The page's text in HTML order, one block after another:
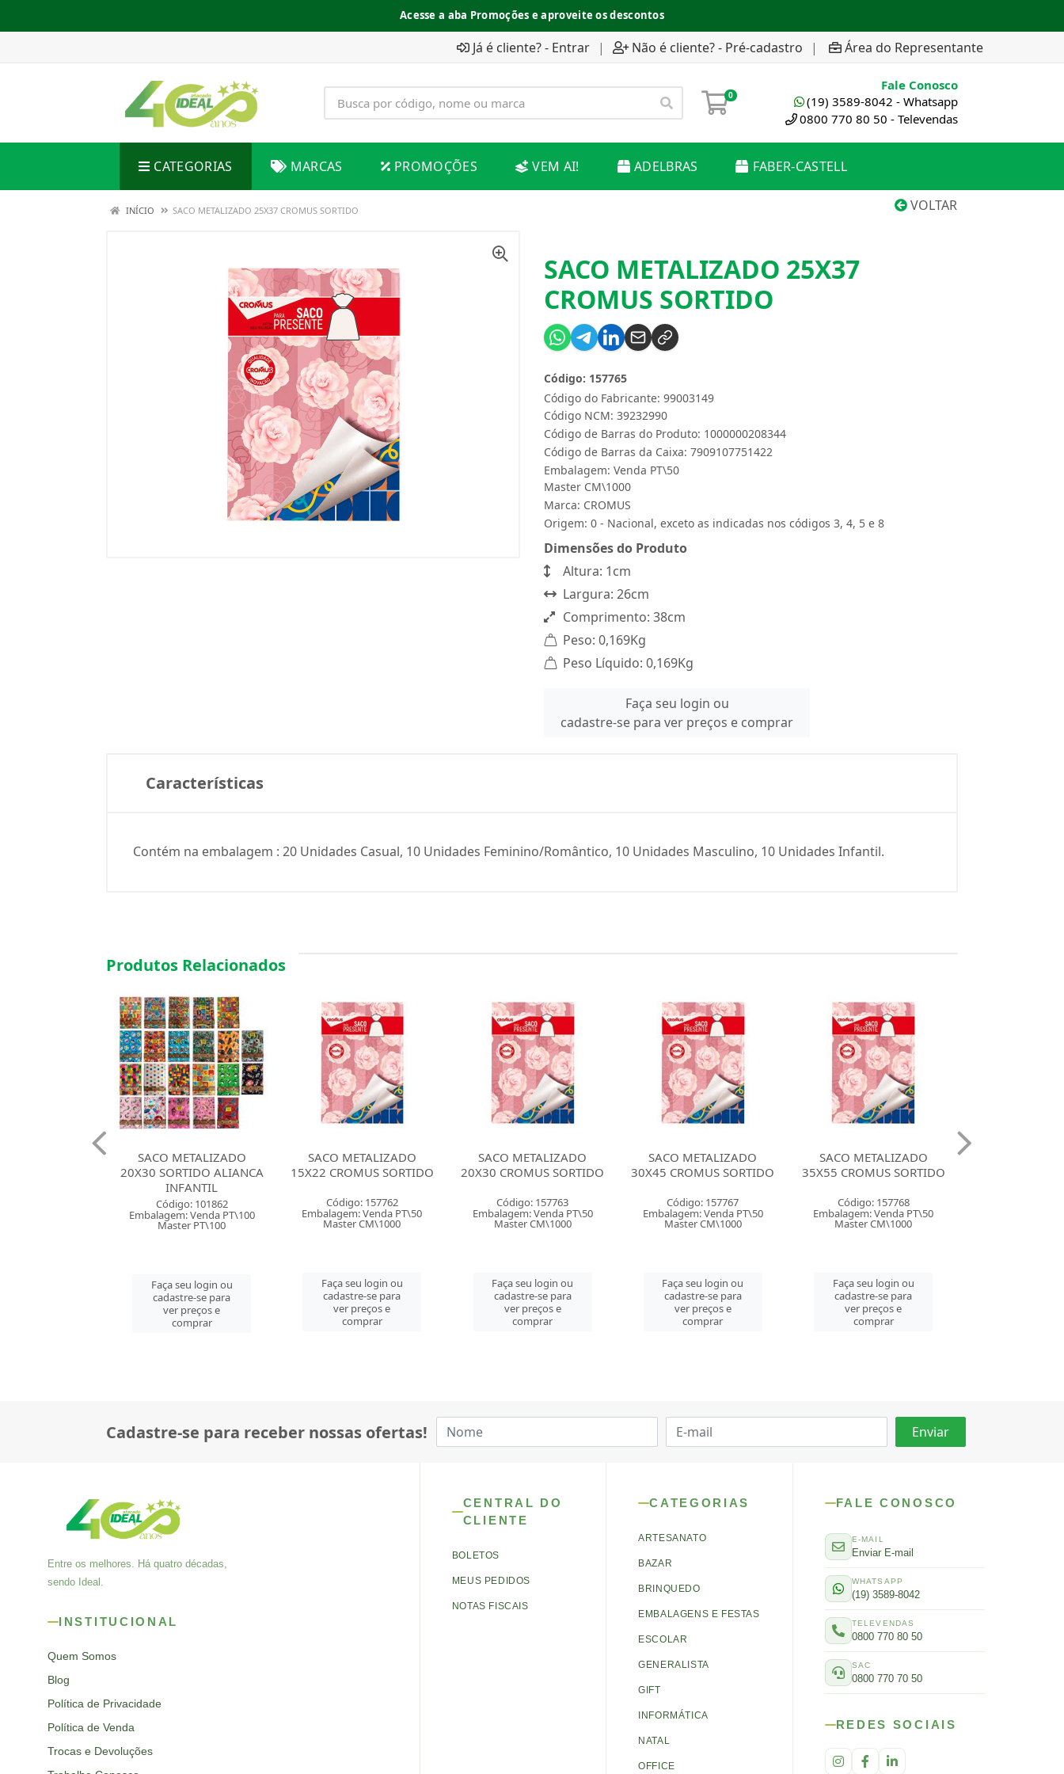
Acesse a aba Promoções e aproveite os descontos
Já é cliente? - Entrar | Não é cliente? - Pré-cadastro | Área do Representante
0
Fale Conosco
(19) 3589-8042 - Whatsapp
0800 770 80 50 - Televendas
CATEGORIAS MARCAS PROMOÇÕES VEM AI! ADELBRAS FABER-CASTELL
VOLTAR
INÍCIO SACO METALIZADO 25X37 CROMUS SORTIDO
SACO METALIZADO 25X37
CROMUS SORTIDO
Código do Fabricante: 99003149
Código: 157765
Código NCM: 39232990
Código de Barras do Produto: 1000000208344
Código de Barras da Caixa: 7909107751422
Embalagem: Venda PT\50
Master CM\1000
Marca: CROMUS
Origem: 0 - Nacional, exceto as indicadas nos códigos 3, 4, 5 e 8
Dimensões do Produto
Altura: 1cm
Largura: 26cm
Comprimento: 38cm
Peso: 0,169Kg
Peso Líquido: 0,169Kg
Faça seu login ou
cadastre-se para ver preços e comprar
Características
Contém na embalagem : 20 Unidades Casual, 10 Unidades Feminino/Romântico, 10 Unidades Masculino, 10 Unidades Infantil.
Produtos Relacionados
SACO METALIZADO
15X22 CROMUS SORTIDO
Código: 157762
Embalagem: Venda PT\50
Master CM\1000
Faça seu login ou
cadastre-se para
ver preços e
comprar
SACO METALIZADO
20X30 CROMUS SORTIDO
Código: 157763
Embalagem: Venda PT\50
Master CM\1000
Faça seu login ou
cadastre-se para
ver preços e
comprar
SACO METALIZADO
30X45 CROMUS SORTIDO
Código: 157767
Embalagem: Venda PT\50
Master CM\1000
Faça seu login ou
cadastre-se para
ver preços e
comprar
SACO METALIZADO
35X55 CROMUS SORTIDO
Código: 157768
Embalagem: Venda PT\50
Master CM\1000
Faça seu login ou
cadastre-se para
ver preços e
comprar
SACO METALIZADO
45X60 CROMUS SORTIDO
Código: 157771
Embalagem: Venda PT\25
Master PT\25
Faça seu login ou
cadastre-se para
ver preços e
comprar
Cadastre-se para receber nossas ofertas!
Entre os melhores. Há quatro décadas,
sendo Ideal.
INSTITUCIONAL
Quem Somos
Blog
Política de Privacidade
Política de Venda
Trocas e Devoluções
CENTRAL DO
CLIENTE
BOLETOS
MEUS PEDIDOS
NOTAS FISCAIS
CATEGORIAS
ARTESANATO
BAZAR
BRINQUEDO
EMBALAGENS E FESTAS
ESCOLAR
GENERALISTA
GIFT
INFORMÁTICA
NATAL
OFFICE
FALE CONOSCO
E-MAIL
Enviar E-mail
WHATSAPP
(19) 3589-8042
TELEVENDAS
0800 770 80 50
SAC
0800 770 70 50
REDES SOCIAIS